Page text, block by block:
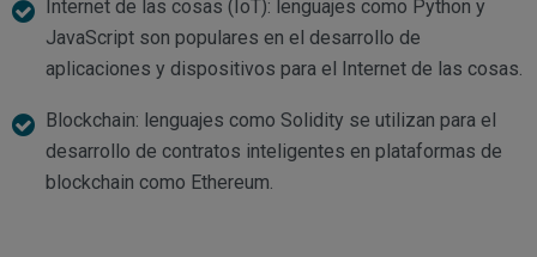
Internet de las cosas (IoT): lenguajes como Python y
JavaScript son populares en el desarrollo de
aplicaciones y dispositivos para el Internet de las cosas.
Blockchain: lenguajes como Solidity se utilizan para el
desarrollo de contratos inteligentes en plataformas de
blockchain como Ethereum.